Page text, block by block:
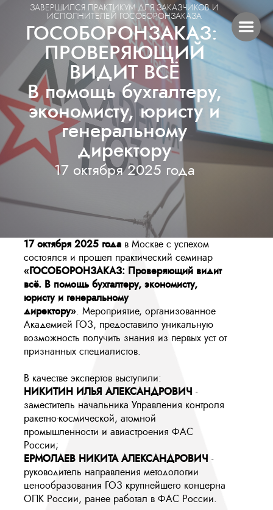
ЗАВЕРШИЛСЯ ПРАКТИКУМ ДЛЯ ЗАКАЗЧИКОВ И
ИСПОЛНИТЕЛЕЙ ГОСОБОРОНЗАКАЗА
ГОСОБОРОНЗАКАЗ:
ПРОВЕРЯЮЩИЙ
ВИДИТ ВСЁ
В помощь бухгалтеру,
экономисту, юристу и
генеральному
директору
17 октября 2025 года
17 октября 2025 года в Москве с успехом
состоялся и прошел практический семинар
«ГОСОБОРОНЗАКАЗ: Проверяющий видит
всё. В помощь бухгалтеру, экономисту,
юристу и генеральному
директору». Мероприятие, организованное
Академией ГОЗ, предоставило уникальную
возможность получить знания из первых уст от
признанных специалистов.
В качестве экспертов выступили:
НИКИТИН ИЛЬЯ АЛЕКСАНДРОВИЧ -
заместитель начальника Управления контроля
ракетно-космической, атомной
промышленности и авиастроения ФАС
России;
ЕРМОЛАЕВ НИКИТА АЛЕКСАНДРОВИЧ -
руководитель направления методологии
ценообразования ГОЗ крупнейшего концерна
ОПК России, ранее работал в ФАС России.